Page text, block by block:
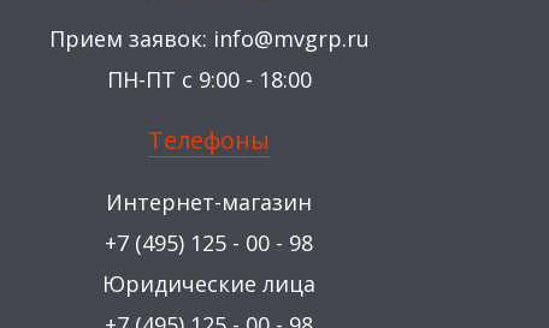
Прием заявок: info@mvgrp.ru
ПН-ПТ с 9:00 - 18:00
Телефоны
Интернет-магазин
+7 (495) 125 - 00 - 98
Юридические лица